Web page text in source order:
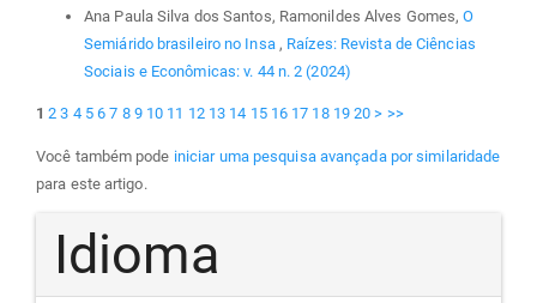
Ana Paula Silva dos Santos, Ramonildes Alves Gomes,O
Semiárido brasileiro no Insa , Raízes: Revista de Ciências
Sociais e Econômicas: v. 44 n. 2 (2024)
1 2 3 4 5 6 7 8 9 10 11 12 13 14 15 16 17 18 19 20 > >>
Você também pode iniciar uma pesquisa avançada por similaridade
para este artigo.
Idioma